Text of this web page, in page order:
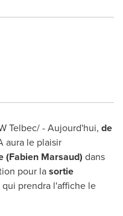
Telbec/ - Aujourd'hui, de
aura le plaisir
(Fabien Marsaud) dans
pour lasortie
qui prendra l'affiche le